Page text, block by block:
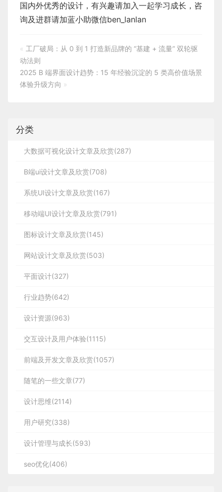
国内外优秀的设计，有兴趣请加入一起学习成长，咨
询及进群请加蓝小助微信ben_lanlan
« 工厂破局：从 0 到 1 打造新品牌的 “基建 + 流量” 双轮驱
动法则
2025 B 端界面设计趋势：15 年经验沉淀的 5 类高价值场景
体验升级方向 »
分类
大数据可视化设计文章及欣赏(287)
B端ui设计文章及欣赏(708)
系统UI设计文章及欣赏(167)
移动端UI设计文章及欣赏(791)
图标设计文章及欣赏(145)
网站设计文章及欣赏(503)
平面设计(327)
行业趋势(642)
设计资源(963)
交互设计及用户体验(1115)
前端及开发文章及欣赏(1057)
随笔的一些文章(77)
设计思维(2114)
用户研究(338)
设计管理与成长(593)
seo优化(406)